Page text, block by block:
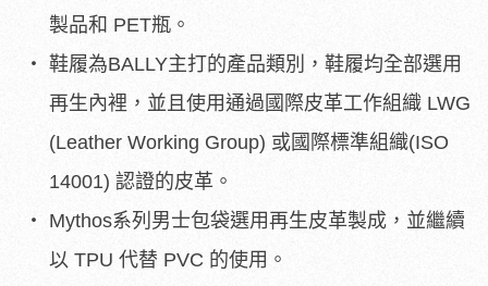
製品和 PET瓶。
鞋履為BALLY主打的產品類別，鞋履均全部選用
再生內裡，並且使用通過國際皮革工作組織 LWG
(Leather Working Group) 或國際標準組織(ISO
14001) 認證的皮革。
Mythos系列男士包袋選用再生皮革製成，並繼續
以 TPU 代替 PVC 的使用。